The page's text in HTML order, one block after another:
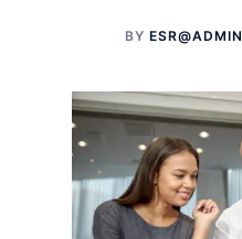
BY ESR@ADMIN